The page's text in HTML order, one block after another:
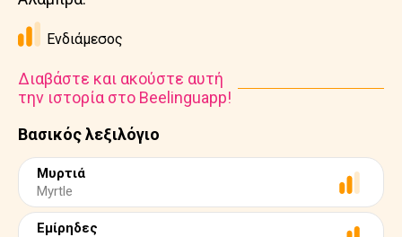
Βασικός λεξιλόγιο
Μυρτιά
Myrtle
Εμίρηδες
Ενδιάμεσος
Διαβάστε και ακούστε αυτή
την ιστορία στο Beelinguapp!